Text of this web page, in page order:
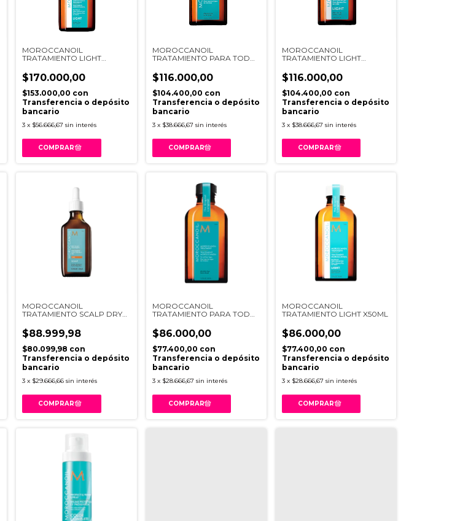
MOROCCANOIL
TRATAMIENTO LIGHT
$170.000,00
$153.000,00 con
Transferencia o depósito
bancario
3 x $56.666,67 sin interés
MOROCCANOIL
TRATAMIENTO PARA TODO
$116.000,00
$104.400,00 con
Transferencia o depósito
bancario
3 x $38.666,67 sin interés
MOROCCANOIL
TRATAMIENTO LIGHT
$116.000,00
$104.400,00 con
Transferencia o depósito
bancario
3 x $38.666,67 sin interés
MOROCCANOIL
TRATAMIENTO SCALP DRY
$88.999,98
$80.099,98 con
Transferencia o depósito
bancario
3 x $29.666,66 sin interés
MOROCCANOIL
TRATAMIENTO PARA TODO
$86.000,00
$77.400,00 con
Transferencia o depósito
bancario
3 x $28.666,67 sin interés
MOROCCANOIL
TRATAMIENTO LIGHT X50ML
$86.000,00
$77.400,00 con
Transferencia o depósito
bancario
3 x $28.666,67 sin interés